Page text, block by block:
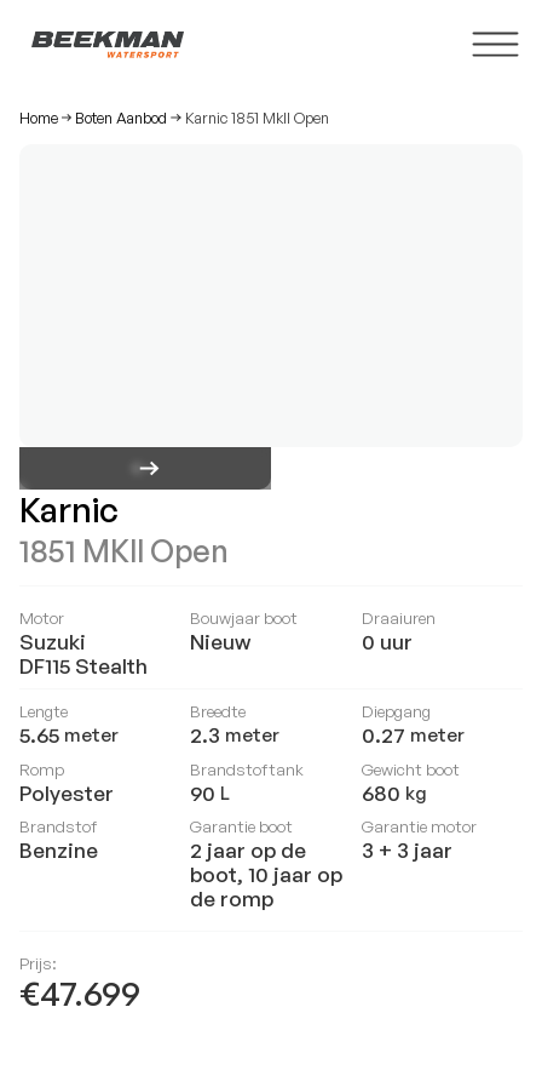
Home Boten Aanbod Karnic 1851 Mkll Open
Karnic
1851 MKll Open
Motor
Suzuki
DF115 Stealth
Bouwjaar boot
Nieuw
Draaiuren
0 uur
Lengte
5.65 meter
Breedte
2.3 meter
Diepgang
0.27 meter
Romp
Polyester
Brandstoftank
90 L
Gewicht boot
680 kg
Brandstof
Benzine
Garantie boot
2 jaar op de
boot, 10 jaar op
de romp
Garantie motor
3 + 3 jaar
Prijs:
€47.699